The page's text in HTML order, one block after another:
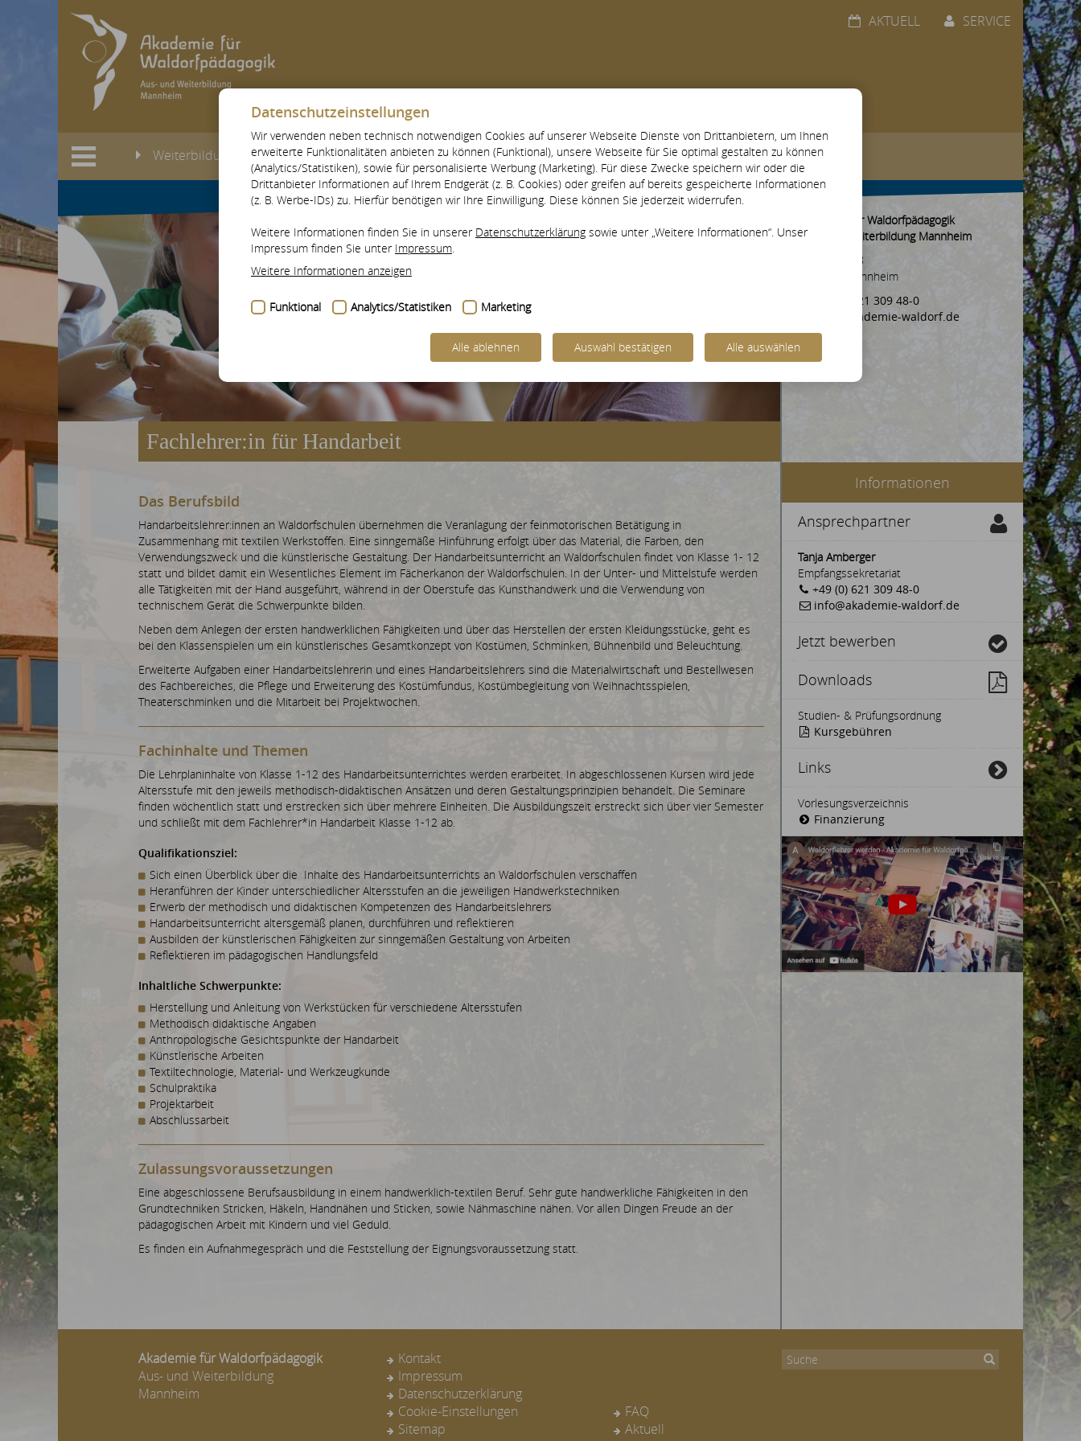
AKTUELL SERVICE
AKADEMIE
Weiterbildungen Weiterbildungsgänge & Abschlüsse Fachlehrer:in Fachlehrer:in für Handarbeit
Fachlehrer:in für Handarbeit
Das Berufsbild
Handarbeitslehrer:innen an Waldorfschulen übernehmen die Veranlagung der feinmotorischen Betätigung in
Zusammenhang mit textilen Werkstoffen. Eine sinngemäße Hinführung erfolgt über das Material, die Farben, den
Verwendungszweck und die künstlerische Gestaltung. Der Handarbeitsunterricht an Waldorfschulen findet von Klasse 1- 12
statt und bildet damit ein Wesentliches Element im Fächerkanon der Waldorfschulen. In der Unter- und Mittelstufe werden
alle Tätigkeiten mit der Hand ausgeführt, während in der Oberstufe das Kunsthandwerk und die Verwendung von
technischem Gerät die Schwerpunkte bilden.
Neben dem Anlegen der ersten handwerklichen Fähigkeiten und über das Herstellen der ersten Kleidungsstücke, geht es
bei den Klassenspielen um ein künstlerisches Gesamtkonzept von Kostümen, Schminken, Bühnenbild und Beleuchtung.
Erweiterte Aufgaben einer Handarbeitslehrerin und eines Handarbeitslehrers sind die Materialwirtschaft und Bestellwesen
des Fachbereiches, die Pflege und Erweiterung des Kostümfundus, Kostümbegleitung von Weihnachtsspielen,
Theaterschminken und die Mitarbeit bei Projektwochen.
Fachinhalte und Themen
Die Lehrplaninhalte von Klasse 1-12 des Handarbeitsunterrichtes werden erarbeitet. In abgeschlossenen Kursen wird jede
Altersstufe mit den jeweils methodisch-didaktischen Ansätzen und deren Gestaltungsprinzipien behandelt. Die Seminare
finden wöchentlich statt und erstrecken sich über mehrere Einheiten. Die Ausbildungszeit erstreckt sich über vier Semester
und schließt mit dem Fachlehrer*in Handarbeit Klasse 1-12 ab.
Qualifikationsziel:
Sich einen Überblick über die Inhalte des Handarbeitsunterrichts an Waldorfschulen verschaffen
Heranführen der Kinder unterschiedlicher Altersstufen an die jeweiligen Handwerkstechniken
Erwerb der methodisch und didaktischen Kompetenzen des Handarbeitslehrers
Handarbeitsunterricht altersgemäß planen, durchführen und reflektieren
Ausbilden der künstlerischen Fähigkeiten zur sinngemäßen Gestaltung von Arbeiten
Reflektieren im pädagogischen Handlungsfeld
Inhaltliche Schwerpunkte:
Herstellung und Anleitung von Werkstücken für verschiedene Altersstufen
Methodisch didaktische Angaben
Anthropologische Gesichtspunkte der Handarbeit
Künstlerische Arbeiten
Textiltechnologie, Material- und Werkzeugkunde
Schulpraktika
Projektarbeit
Abschlussarbeit
Zulassungsvoraussetzungen
Eine abgeschlossene Berufsausbildung in einem handwerklich-textilen Beruf. Sehr gute handwerkliche Fähigkeiten in den
Grundtechniken Stricken, Häkeln, Handnähen und Sticken, sowie Nähmaschine nähen. Vor allen Dingen Freude an der
pädagogischen Arbeit mit Kindern und viel Geduld.
Es finden ein Aufnahmegespräch und die Feststellung der Eignungsvoraussetzung statt.
Akademie für Waldorfpädagogik
Aus- und Weiterbildung Mannheim
Zielstraße 28
D-68169 Mannheim
+49 (0) 621 309 48-0
info@akademie-waldorf.de
Informationen
Ansprechpartner
Tanja Amberger
Empfangssekretariat
+49 (0) 621 309 48-0
info@akademie-waldorf.de
Jetzt bewerben
Downloads
Studien- & Prüfungsordnung
Kursgebühren
Links
Vorlesungsverzeichnis
Finanzierung
Akademie für Waldorfpädagogik
Aus- und Weiterbildung
Mannheim
Kontakt
Impressum
Datenschutzerklärung
Cookie-Einstellungen
Sitemap
FAQ
Aktuell
Datenschutzeinstellungen
Wir verwenden neben technisch notwendigen Cookies auf unserer Webseite Dienste von Drittanbietern, um Ihnen
erweiterte Funktionalitäten anbieten zu können (Funktional), unsere Webseite für Sie optimal gestalten zu können
(Analytics/Statistiken), sowie für personalisierte Werbung (Marketing). Für diese Zwecke speichern wir oder die
Drittanbieter Informationen auf Ihrem Endgerät (z. B. Cookies) oder greifen auf bereits gespeicherte Informationen
(z. B. Werbe-IDs) zu. Hierfür benötigen wir Ihre Einwilligung. Diese können Sie jederzeit widerrufen.
Weitere Informationen finden Sie in unserer Datenschutzerklärung sowie unter „Weitere Informationen“. Unser
Impressum finden Sie unter Impressum.
Weitere Informationen anzeigen
Funktional Analytics/Statistiken Marketing
Alle ablehnen Auswahl bestätigen Alle auswählen